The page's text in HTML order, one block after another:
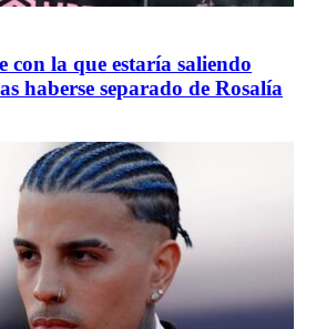
con la que estaría saliendo
haberse separado de Rosalía